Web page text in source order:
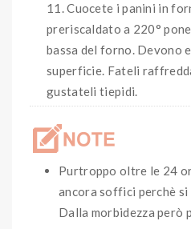
Cuocete i panini in
preriscaldato a 220°
bassa del forno. Devono
superficie. Fateli
gustateli tiepidi.
Purtroppo oltre le 24
ancora soffici perchè
Dalla morbidezza però